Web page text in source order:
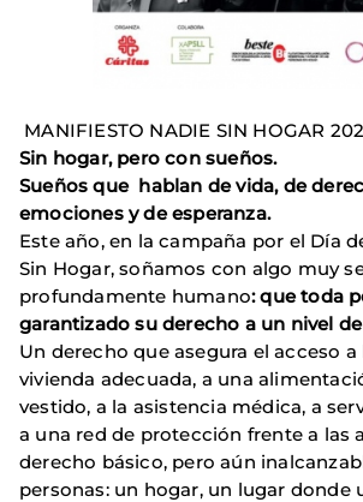
MANIFIESTO NADIE SIN HOGAR
Sin hogar, pero con sueños.
Sueños que hablan de vida, de
emociones y de esperanza.
Este año, en la campaña por el Día
Sin Hogar, soñamos con algo muy
profundamente humano: que toda
garantizado su derecho a un nivel
Un derecho que asegura el acceso a
vivienda adecuada, a una
vestido, a la asistencia médica, a
a una red de protección frente a las
derecho básico, pero aún
personas: un hogar, un lugar donde